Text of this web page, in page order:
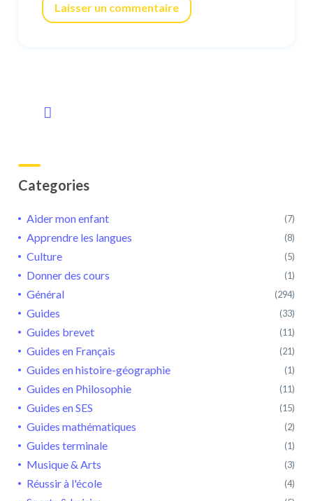
Laisser un commentaire
Categories
Aider mon enfant (7)
Apprendre les langues (8)
Culture (5)
Donner des cours (1)
Général (294)
Guides (33)
Guides brevet (11)
Guides en Français (21)
Guides en histoire-géographie (1)
Guides en Philosophie (11)
Guides en SES (15)
Guides mathématiques (2)
Guides terminale (1)
Musique & Arts (3)
Réussir à l'école (4)